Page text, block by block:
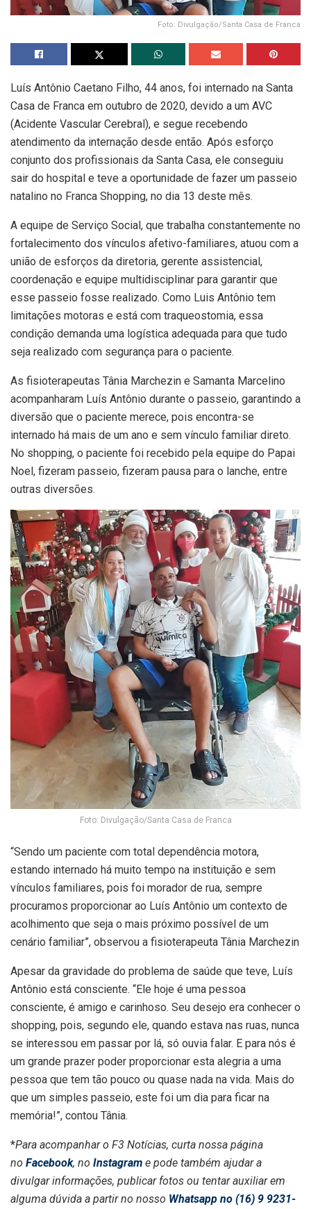
Foto: Divulgação/Santa Casa de Franca
Luís Antônio Caetano Filho, 44 anos, foi internado na Santa
Casa de Franca em outubro de 2020, devido a um AVC
(Acidente Vascular Cerebral), e segue recebendo
atendimento da internação desde então. Após esforço
conjunto dos profissionais da Santa Casa, ele conseguiu
sair do hospital e teve a oportunidade de fazer um passeio
natalino no Franca Shopping, no dia 13 deste mês.
A equipe de Serviço Social, que trabalha constantemente no
fortalecimento dos vínculos afetivo-familiares, atuou com a
união de esforços da diretoria, gerente assistencial,
coordenação e equipe multidisciplinar para garantir que
esse passeio fosse realizado. Como Luis Antônio tem
limitações motoras e está com traqueostomia, essa
condição demanda uma logística adequada para que tudo
seja realizado com segurança para o paciente.
As fisioterapeutas Tânia Marchezin e Samanta Marcelino
acompanharam Luís Antônio durante o passeio, garantindo a
diversão que o paciente merece, pois encontra-se
internado há mais de um ano e sem vínculo familiar direto.
No shopping, o paciente foi recebido pela equipe do Papai
Noel, fizeram passeio, fizeram pausa para o lanche, entre
outras diversões.
Foto: Divulgação/Santa Casa de Franca
“Sendo um paciente com total dependência motora,
estando internado há muito tempo na instituição e sem
vínculos familiares, pois foi morador de rua, sempre
procuramos proporcionar ao Luís Antônio um contexto de
acolhimento que seja o mais próximo possível de um
cenário familiar”, observou a fisioterapeuta Tânia Marchezin
Apesar da gravidade do problema de saúde que teve, Luís
Antônio está consciente. “Ele hoje é uma pessoa
consciente, é amigo e carinhoso. Seu desejo era conhecer o
shopping, pois, segundo ele, quando estava nas ruas, nunca
se interessou em passar por lá, só ouvia falar. E para nós é
um grande prazer poder proporcionar esta alegria a uma
pessoa que tem tão pouco ou quase nada na vida. Mais do
que um simples passeio, este foi um dia para ficar na
memória!”, contou Tânia.
*Para acompanhar o F3 Notícias, curta nossa página
no Facebook, no Instagram e pode também ajudar a
divulgar informações, publicar fotos ou tentar auxiliar em
alguma dúvida a partir no nosso Whatsapp no (16) 9 9231-